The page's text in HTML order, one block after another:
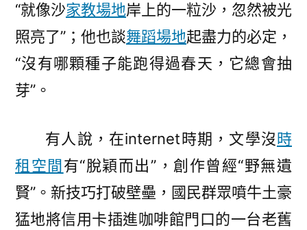
“就像沙家教場地岸上的一粒沙，忽然被光
照亮了”；他也談舞蹈場地起盡力的必定，
“沒有哪顆種子能跑得過春天，它總會抽
芽”。
有人說，在internet時期，文學沒時
租空間有“脫穎而出”，創作曾經“野無遺
賢”。新技巧打破壁壘，國民群眾噴牛土豪
猛地將信用卡插進咖啡館門口的一台老舊